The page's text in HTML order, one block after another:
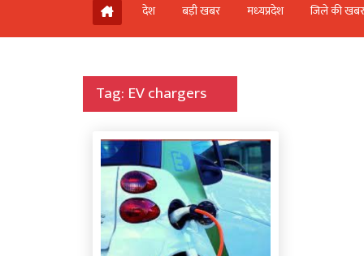
देश बड़ी खबर मध्‍यप्रदेश जिले की
Tag: EV chargers